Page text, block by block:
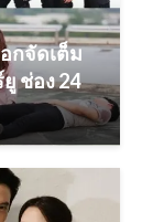
กจัดเต็ม
ช่อง 24